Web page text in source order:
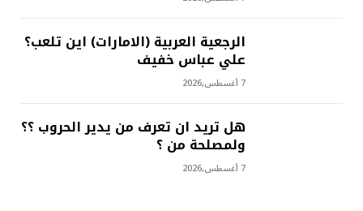
الرجعية العربية (الامارات) اين تلعب؟
علي عباس خفيف
7 أغسطس,2026
هل تريد ان تعرف من يدير الحروب ؟؟
ولمصلحة من ؟
7 أغسطس,2026